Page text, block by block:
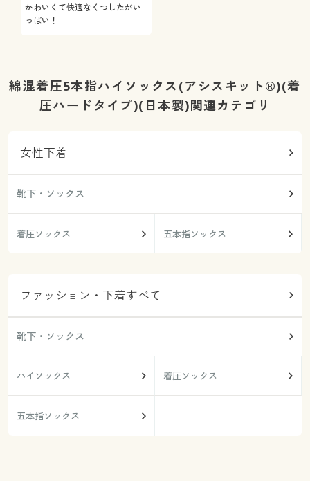
かわいくて快適なくつしたがい
っぱい！
綿混着圧5本指ハイソックス(アシスキット®)(着
圧ハードタイプ)(日本製)関連カテゴリ
女性下着
靴下・ソックス
着圧ソックス 五本指ソックス
ファッション・下着すべて
靴下・ソックス
ハイソックス 着圧ソックス
五本指ソックス